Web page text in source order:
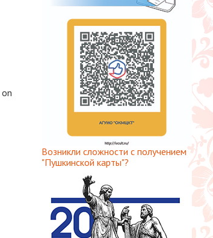
on
Возникли сложности с получением
"Пушкинской карты"?